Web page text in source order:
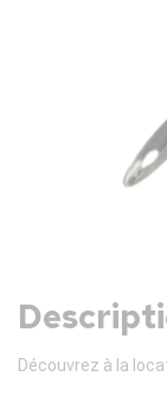
Découvrez à la